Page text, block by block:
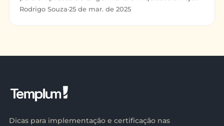
como elas ajudam no crescimento e como dar o
Rodrigo Souza·25 de mar. de 2025
Dicas para implementação e certificação nas